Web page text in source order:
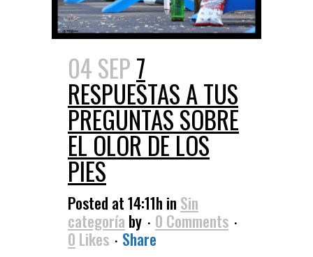
04 SEP7
RESPUESTAS A TUS
PREGUNTAS SOBRE
EL OLOR DE LOS
PIES
Posted at 14:11h in Sin
categoría by
0 Comments
0 Likes
Share